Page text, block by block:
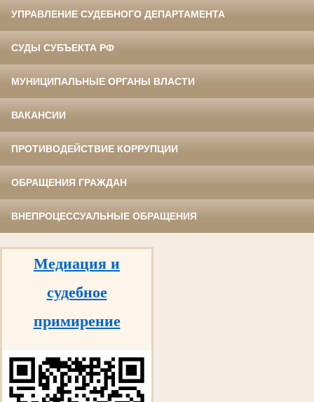
УПРАВЛЕНИЕ СУДЕБНОГО ДЕПАРТАМЕНТА
СУДЫ СУБЪЕКТА РФ
МУНИЦИПАЛЬНЫЕ ОРГАНЫ ВЛАСТИ
ВАКАНСИИ
ПРОТИВОДЕЙСТВИЕ КОРРУПЦИИ
ОБРАЩЕНИЯ ГРАЖДАН
ВНЕПРОЦЕССУАЛЬНЫЕ ОБРАЩЕНИЯ
Медиация и
судебное
примирение